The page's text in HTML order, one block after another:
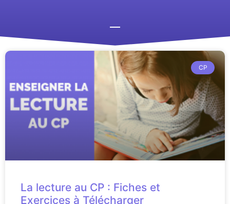
CP
La lecture au CP : Fiches et
Exercices à Télécharger